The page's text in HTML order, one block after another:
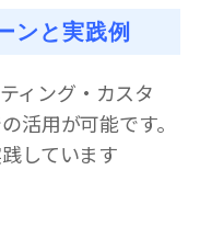
ンと実践例
ィング・カスタ
活用が可能です。
しています